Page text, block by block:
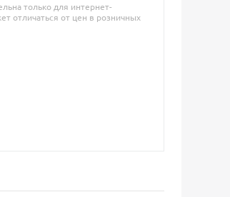
только для интернет-
отличаться от цен в розничных